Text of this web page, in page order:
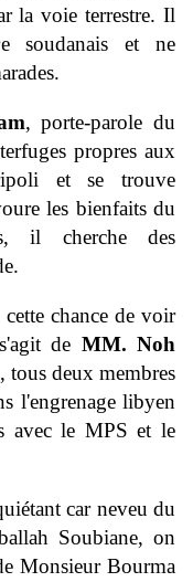
la voie terrestre. Il
soudanais et ne
, porte-parole du
propres aux
et se trouve
les bienfaits du
il cherche des
chance de voir
de MM. Noh
, tous deux membres
l'engrenage libyen
avec le MPS et le
car neveu du
Soubiane, on
Monsieur Bourma